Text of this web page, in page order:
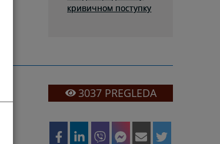
кривичном поступку
3037PREGLEDA